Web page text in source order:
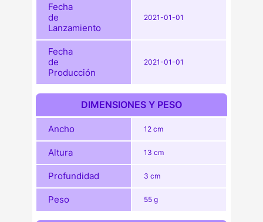
Fecha
de
Lanzamiento
2021-01-01
Fecha
de
Producción
2021-01-01
DIMENSIONES Y PESO
Ancho 12 cm
Altura 13 cm
Profundidad 3 cm
Peso 55 g